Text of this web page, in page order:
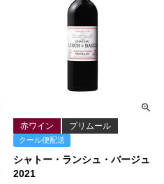
シャトー・ランシュ・バージュ
2021
赤ワイン プリムール
クール便配送